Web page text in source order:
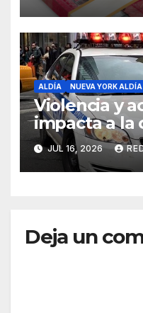
ALDÍA NUEVA YORK ALDÍA
Violencia y
impacta a la
dominicana
JUL 16, 2026
Deja un